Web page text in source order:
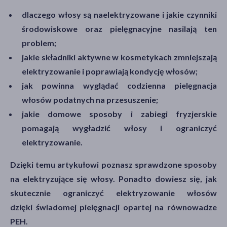
dlaczego włosy są naelektryzowane i jakie czynniki
środowiskowe oraz pielęgnacyjne nasilają ten
problem;
jakie składniki aktywne w kosmetykach zmniejszają
elektryzowanie i poprawiają kondycję włosów;
jak powinna wyglądać codzienna pielęgnacja
włosów podatnych na przesuszenie;
jakie domowe sposoby i zabiegi fryzjerskie
pomagają wygładzić włosy i ograniczyć
elektryzowanie.
Dzięki temu artykułowi poznasz sprawdzone sposoby
na elektryzujące się włosy. Ponadto dowiesz się, jak
skutecznie ograniczyć elektryzowanie włosów
dzięki świadomej pielęgnacji opartej na równowadze
PEH.